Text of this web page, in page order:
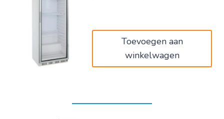
Toevoegen aan
winkelwagen